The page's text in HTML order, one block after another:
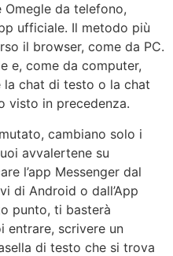
da telefono,
ufficiale. Il metodo più
il browser, come da PC.
e, come da computer,
chat di testo o la chat
visto in precedenza.
cambiano solo i
avvalertene su
l’app Messenger dal
di Android o dall’App
punto, ti basterà
entrare, scrivere un
di testo che si trova